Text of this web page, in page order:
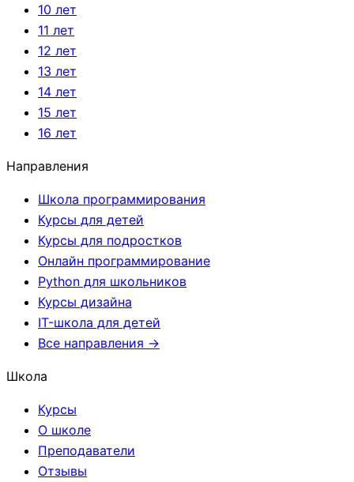
10 лет
11 лет
12 лет
13 лет
14 лет
15 лет
16 лет
Направления
Школа программирования
Курсы для детей
Курсы для подростков
Онлайн программирование
Python для школьников
Курсы дизайна
IT-школа для детей
Все направления →
Школа
Курсы
О школе
Преподаватели
Отзывы